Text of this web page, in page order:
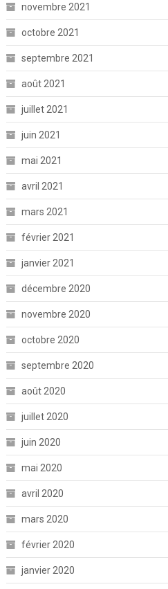
novembre 2021
octobre 2021
septembre 2021
août 2021
juillet 2021
juin 2021
mai 2021
avril 2021
mars 2021
février 2021
janvier 2021
décembre 2020
novembre 2020
octobre 2020
septembre 2020
août 2020
juillet 2020
juin 2020
mai 2020
avril 2020
mars 2020
février 2020
janvier 2020